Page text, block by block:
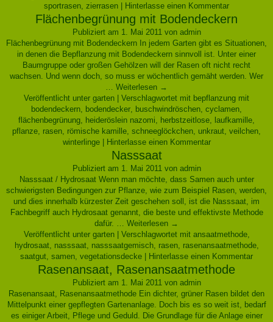
sportrasen, zierrasen Hinterlasse einen Kommentar
Flächenbegrünung mit Bodendeckern
Publiziert am 1. Mai 2011 von admin
Flächenbegrünung mit Bodendeckern In jedem Garten gibt es Situationen,
in denen die Bepflanzung mit Bodendeckern sinnvoll ist. Unter einer
Baumgruppe oder großen Gehölzen will der Rasen oft nicht recht
wachsen. Und wenn doch, so muss er wöchentlich gemäht werden. Wer
… Weiterlesen →
Veröffentlicht unter garten Verschlagwortet mit bepflanzung mit
bodendeckern, bodendecker, buschwindröschen, cyclamen,
flächenbegrünung, heideröslein nazomi, herbstzeitlose, laufkamille,
pflanze, rasen, römische kamille, schneeglöckchen, unkraut, veilchen,
winterlinge
Hinterlasse einen Kommentar
Nasssaat
Publiziert am 1. Mai 2011 von admin
Nasssaat / Hydrosaat Wenn man möchte, dass Samen auch unter
schwierigsten Bedingungen zur Pflanze, wie zum Beispiel Rasen, werden,
und dies innerhalb kürzester Zeit geschehen soll, ist die Nasssaat, im
Fachbegriff auch Hydrosaat genannt, die beste und effektivste Methode
dafür. … Weiterlesen →
Veröffentlicht unter garten Verschlagwortet mit ansaatmethode,
hydrosaat, nasssaat, nasssaatgemisch, rasen, rasenansaatmethode,
saatgut, samen, vegetationsdecke Hinterlasse einen Kommentar
Rasenansaat, Rasenansaatmethode
Publiziert am 1. Mai 2011 von admin
Rasenansaat, Rasenansaatmethode Ein dichter, grüner Rasen bildet den
Mittelpunkt einer gepflegten Gartenanlage. Doch bis es so weit ist, bedarf
es einiger Arbeit, Pflege und Geduld. Die Grundlage für die Anlage einer